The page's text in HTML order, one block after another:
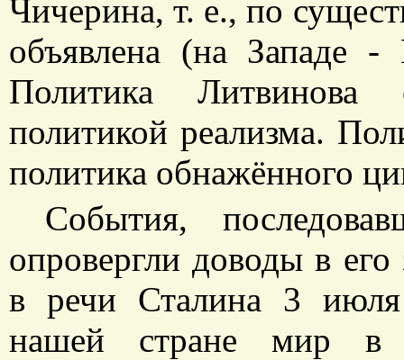
Чичерина, т. е., по
объявлена (на Западе
Политика Литвинова
политикой реализма.
политика обнажённого
События,
опровергли доводы в
в речи Сталина 3
нашей стране мир в